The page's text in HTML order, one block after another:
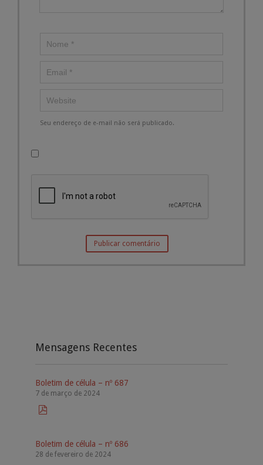
Seu endereço de e-mail não será publicado.
Mensagens Recentes
Boletim de célula – nº 687
7 de março de 2024

Boletim de célula – nº 686
28 de fevereiro de 2024